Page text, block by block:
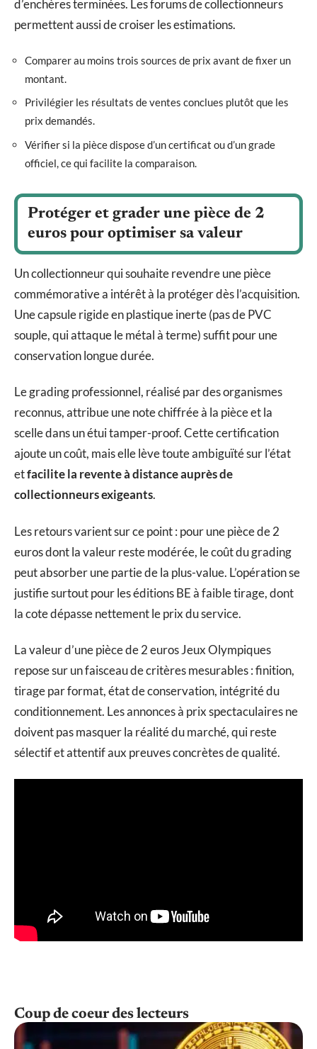
d’enchères terminées. Les forums de collectionneurs
permettent aussi de croiser les estimations.
Comparer au moins trois sources de prix avant de fixer un
montant.
Privilégier les résultats de ventes conclues plutôt que les
prix demandés.
Vérifier si la pièce dispose d’un certificat ou d’un grade
officiel, ce qui facilite la comparaison.
Protéger et grader une pièce de 2
euros pour optimiser sa valeur
Un collectionneur qui souhaite revendre une pièce
commémorative a intérêt à la protéger dès l’acquisition.
Une capsule rigide en plastique inerte (pas de PVC
souple, qui attaque le métal à terme) suffit pour une
conservation longue durée.
Le grading professionnel, réalisé par des organismes
reconnus, attribue une note chiffrée à la pièce et la
scelle dans un étui tamper-proof. Cette certification
ajoute un coût, mais elle lève toute ambiguïté sur l’état
etfacilite la revente à distance auprès de
collectionneurs exigeants.
Les retours varient sur ce point : pour une pièce de 2
euros dont la valeur reste modérée, le coût du grading
peut absorber une partie de la plus-value. L’opération se
justifie surtout pour les éditions BE à faible tirage, dont
la cote dépasse nettement le prix du service.
La valeur d’une pièce de 2 euros Jeux Olympiques
repose sur un faisceau de critères mesurables : finition,
tirage par format, état de conservation, intégrité du
conditionnement. Les annonces à prix spectaculaires ne
doivent pas masquer la réalité du marché, qui reste
sélectif et attentif aux preuves concrètes de qualité.
Coup de coeur des lecteurs